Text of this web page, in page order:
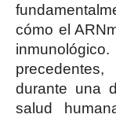
cómo el
durante una
salud